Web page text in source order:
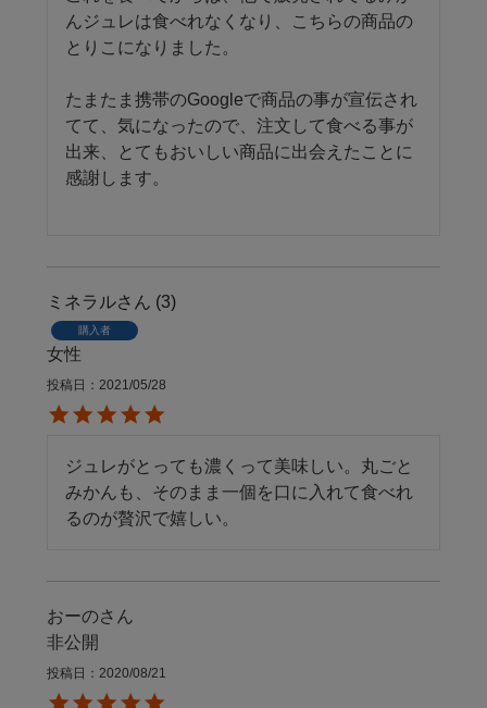
んジュレは食べれなくなり、こちらの商品の
とりこになりました。
たまたま携帯のGoogleで商品の事が宣伝され
てて、気になったので、注文して食べる事が
出来、とてもおいしい商品に出会えたことに
感謝します。
ミネラル 3
購入者
女性
投稿日 2021/05/28
ジュレがとっても濃くって美味しい。丸ごと
みかんも、そのまま一個を口に入れて食べれ
るのが贅沢で嬉しい。
おーの
非公開
投稿日 2020/08/21